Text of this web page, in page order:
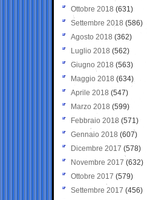
Ottobre 2018 (631)
Settembre 2018 (586)
Agosto 2018 (362)
Luglio 2018 (562)
Giugno 2018 (563)
Maggio 2018 (634)
Aprile 2018 (547)
Marzo 2018 (599)
Febbraio 2018 (571)
Gennaio 2018 (607)
Dicembre 2017 (578)
Novembre 2017 (632)
Ottobre 2017 (579)
Settembre 2017 (456)